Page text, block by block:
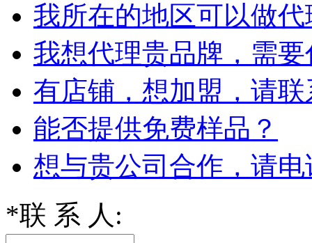
我所在的地区可以做
我想代理贵品牌，需
有店铺，想加盟，请
能否提供免费样品？
想与贵公司合作，请
*联 系 人: